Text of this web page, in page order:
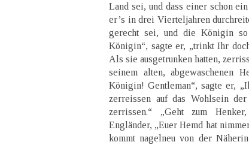
Land sei, und dass einer schon
er’s in drei Vierteljahren
gerecht sei, und die Königin
Königin“, sagte er, „trinkt Ihr
Als sie ausgetrunken hatten,
seinem alten, abgewaschenen
Königin! Gentleman“, sagte er,
zerreissen auf das Wohlsein
zerrissen.“ „Geht zum
Engländer, „Euer Hemd hat
kommt nagelneu von der